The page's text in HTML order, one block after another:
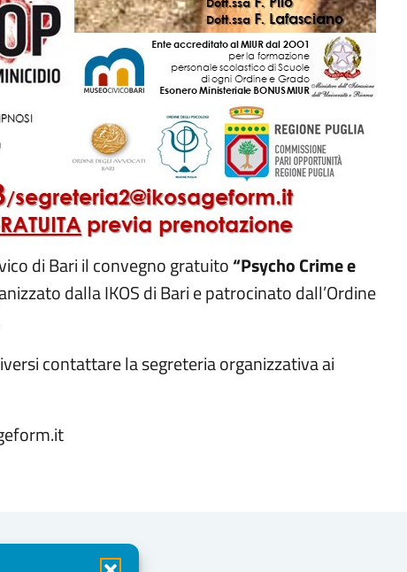
di Bari il convegno gratuito“Psycho Crime e
dalla IKOS di Bari e patrocinato dall’Ordine
contattare la segreteria organizzativa ai